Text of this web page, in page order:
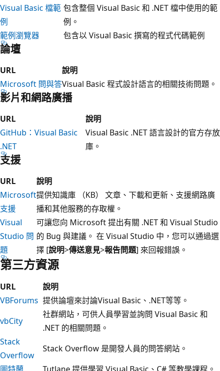
Visual Basic 檔範
例
包含整個 Visual Basic 和 .NET 檔中使用的範
例。
範例瀏覽器
包含以 Visual Basic 撰寫的程式代碼範例
論壇
URL
說明
Microsoft 問與答Visual Basic 程式設計語言的相關技術問題。
影片和網路廣播
URL
說明
GitHub：Visual Basic
.NET
Visual Basic .NET 語言設計的官方存放
庫。
支援
URL
說明
Microsoft
支援
提供知識庫 （KB） 文章、下載和更新、支援網路廣
播和其他服務的存取權。
Visual
Studio 問
題
可讓您向 Microsoft 提出有關 .NET 和 Visual Studio
的 Bug 與建議。 在 Visual Studio 中，您可以通過選
擇 [說明>傳送意見>報告問題] 來回報錯誤。
第三方資源
URL
說明
VBForums 提供論壇來討論Visual Basic、.NET等等。
vbCity
社群網站，可供人員學習並詢問 Visual Basic 和
.NET 的相關問題。
Stack
Overflow
Stack Overflow 是開發人員的問答網站。
圖特蘭
Tutlane 提供學習 Visual Basic、C# 等教學課程。